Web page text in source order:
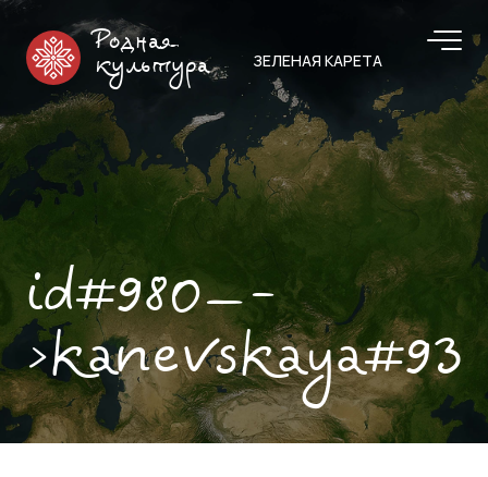
Родная
культура
ЗЕЛЕНАЯ КАРЕТА
id#980—-
>kanevskaya#93